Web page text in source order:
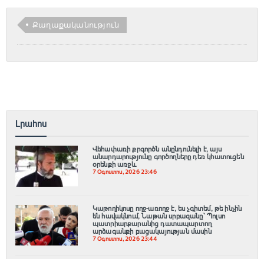
Քաղաքականություն
Լրահոս
Վեհափառի քրգործն անընդունելի է, այս
անարդարությունը գործողները դեռ կհատուցեն
օրենքի առջև
7 Օգոստոս, 2026 23:46
Կաթողիկոսը ողջ-առողջ է, ես չգիտեմ, թե ինչին
են հավակնում, Նաթան սրբազանը՝ Պոլսո
պատրիարքարանից դատապարտող
արձագանքի բացակայության մասին
7 Օգոստոս, 2026 23:44